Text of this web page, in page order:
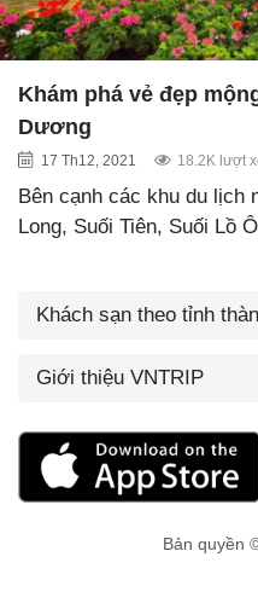
Khám phá vẻ đẹp
Dương
17 Th12, 2021 18.2K lượt
Bên cạnh các khu du lịch
Long, Suối Tiên, Suối Lồ
Khách sạn theo tỉnh
Giới thiệu VNTRIP
Bản quyền